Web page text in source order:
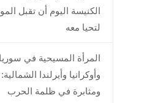
الكنيسة اليوم أن تقبل
لتحيا معه
المرأة المسيحية في
وأوكرانيا وأيرلندا
ومثابرة في ظلمة الحرب